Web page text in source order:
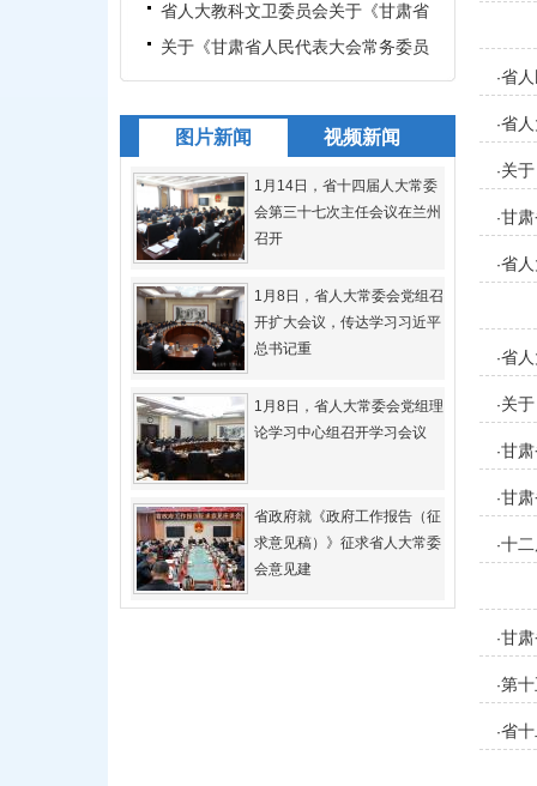
作报告
省人大教科文卫委员会关于《甘肃省
人民代表大会常务委员会关
关于《甘肃省人民代表大会常务委员
会关于加强地震重点监视防
图片新闻 视频新闻
1月14日，省十四届人大常委
会第三十七次主任会议在兰州
召开
1月8日，省人大常委会党组召
开扩大会议，传达学习习近平
总书记重
1月8日，省人大常委会党组理
论学习中心组召开学习会议
省政府就《政府工作报告（征
求意见稿）》征求省人大常委
会意见建
·省
·省
减
·关
案
·甘
·省
·省
·关
·甘
·甘
·十
·甘
·第
·省